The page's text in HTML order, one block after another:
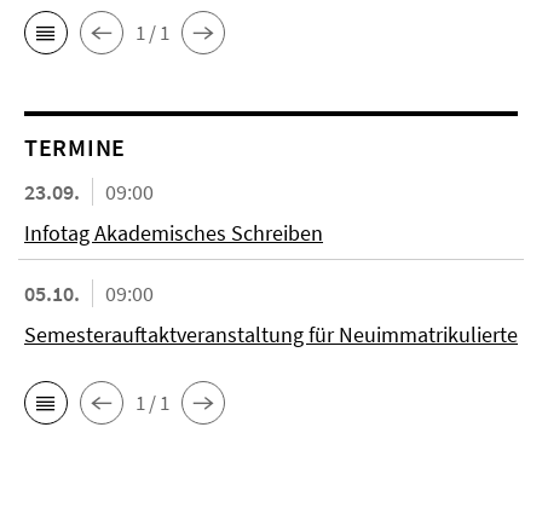
1 / 1
TERMINE
23.09.
09:00
Infotag Akademisches Schreiben
05.10.
09:00
Semesterauftaktveranstaltung für Neuimmatrikulierte
1 / 1